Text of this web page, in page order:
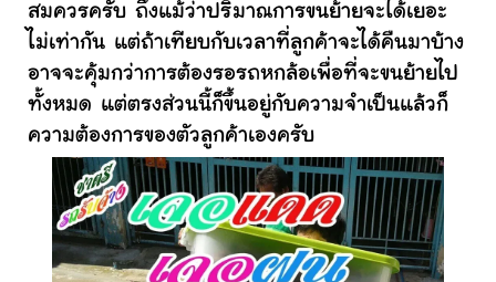
สมควรครับ ถึงแม้ว่าปริมาณการขนย้ายจะได้เยอะ
ไม่เท่ากัน แต่ถ้าเทียบกับเวลาที่ลูกค้าจะได้คืนมาบ้าง
อาจจะคุ้มกว่าการต้องรอรถหกล้อเพื่อที่จะขนย้ายไป
ทั้งหมด แต่ตรงส่วนนี้ก็ขึ้นอยู่กับความจำเป็นแล้วก็
ความต้องการของตัวลูกค้าเองครับ